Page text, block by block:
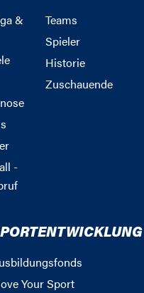
&
-
Teams
Spieler
Historie
Zuschauende
Your Sport